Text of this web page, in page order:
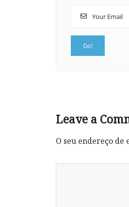
Leave a
O seu endereço